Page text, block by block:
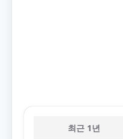
최근 1년